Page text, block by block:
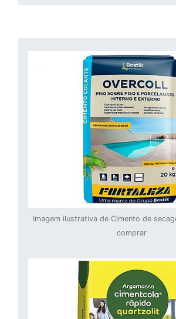
Imagem ilustrativa de Cimento de
comprar